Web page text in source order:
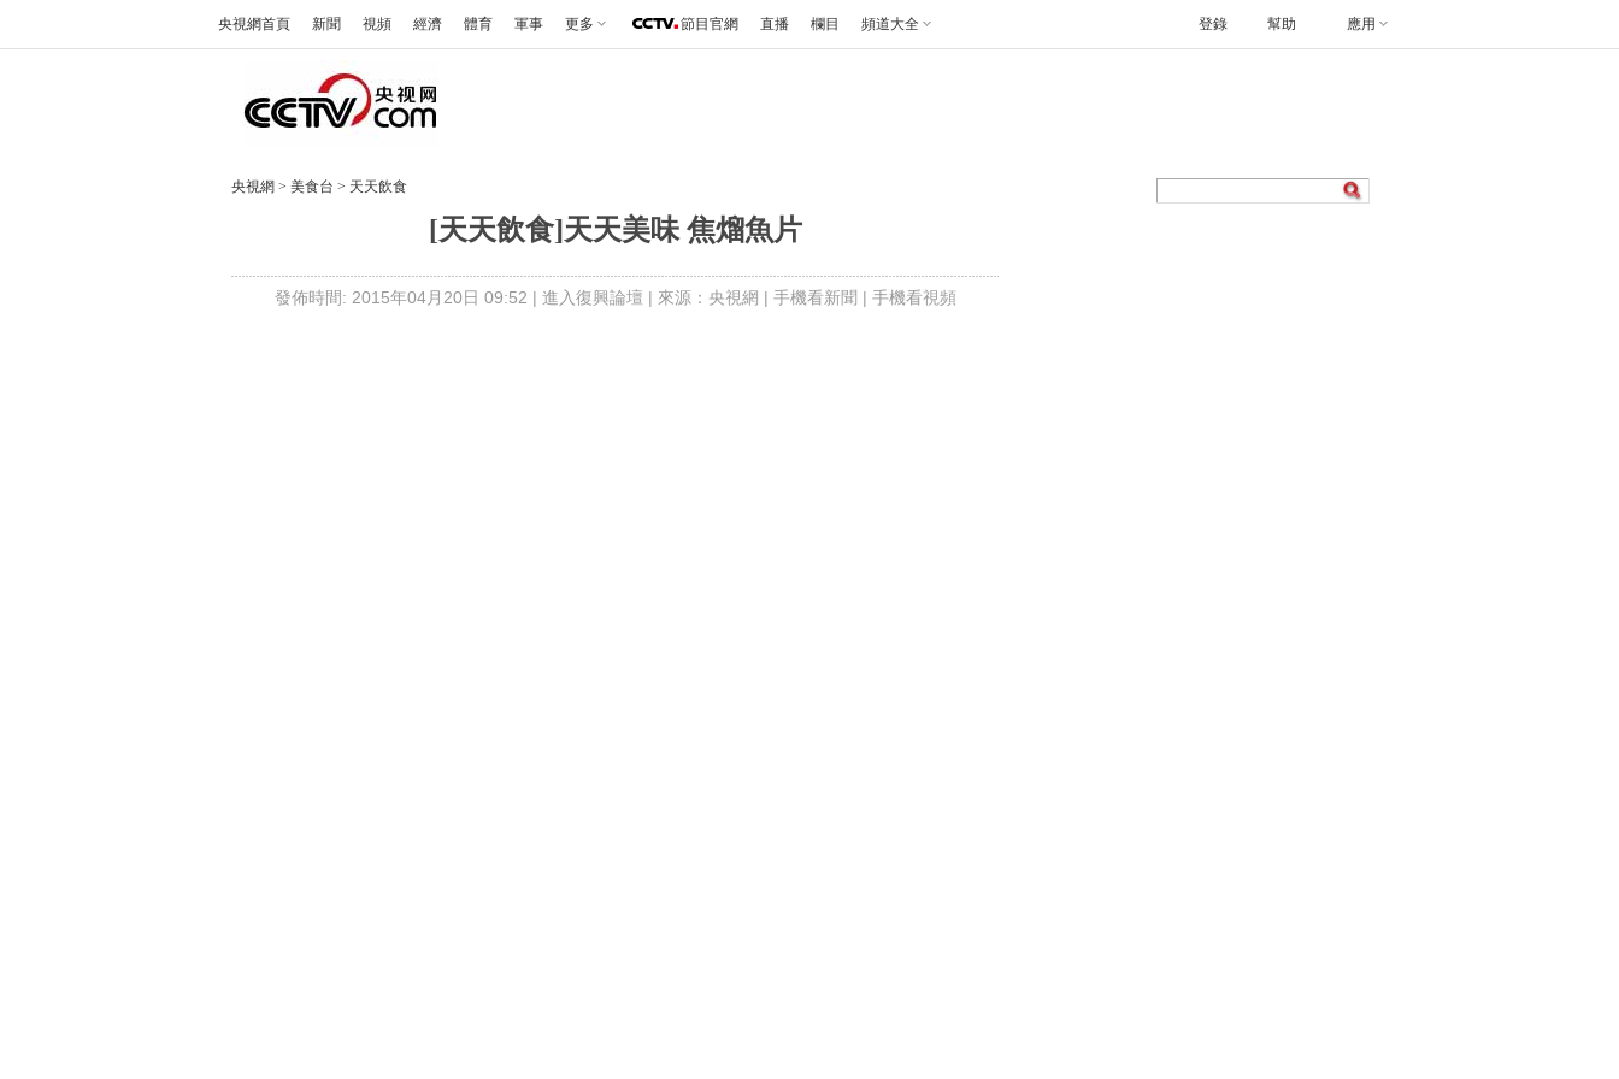
央視網首頁 新聞 視頻 經濟 體育 軍事 更多 節目官網 直播 欄目 頻道大全 幫助 應用
登錄
央視網 > 美食台 > 天天飲食
[天天飲食]天天美味 焦熘魚片
發佈時間: 2015年04月20日 09:52 | 進入復興論壇 | 來源：央視網 | 手機看新聞 | 手機看視頻